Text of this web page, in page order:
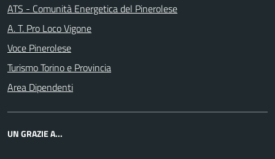
ATS - Comunità Energetica del Pinerolese
A. T. Pro Loco Vigone
Voce Pinerolese
Turismo Torino e Provincia
Area Dipendenti
UN GRAZIE A...